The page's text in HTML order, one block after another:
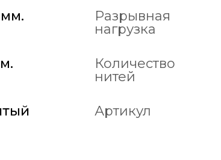
мм.
Разрывная
нагрузка
Количество
нитей
Артикул